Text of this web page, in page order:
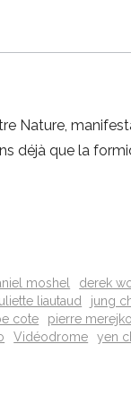
Nature,
déjà que la
moshel derek
liautaud jung
cote pierre
Vidéodrome yen